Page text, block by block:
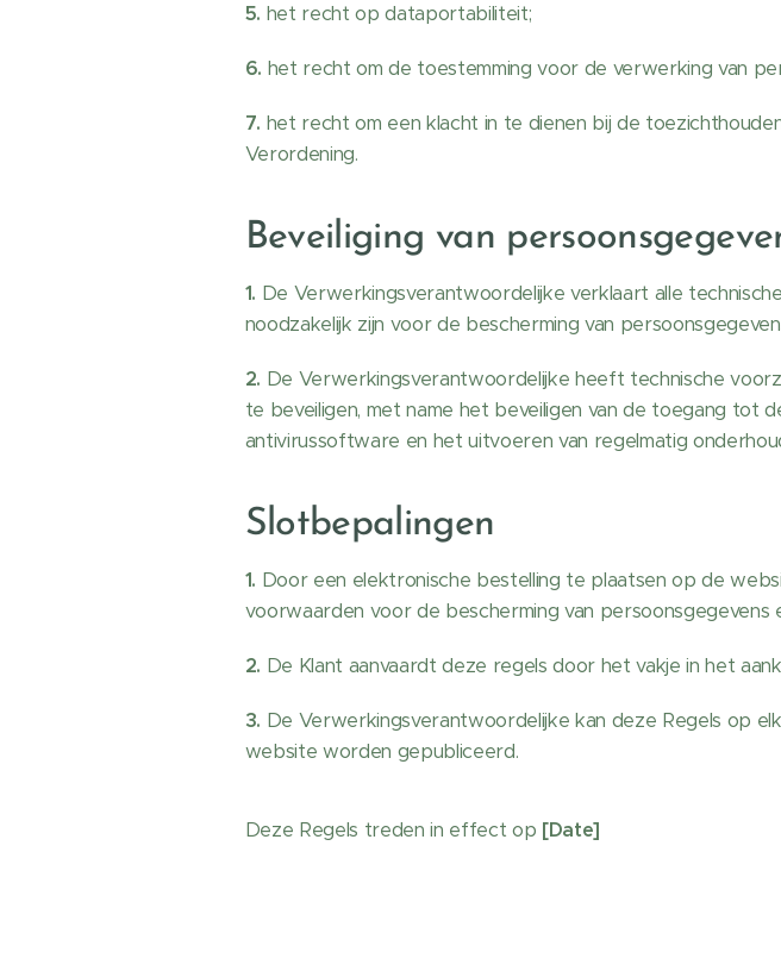
5. het recht op dataportabiliteit;
6. het recht om de toestemming voor de verwerking van
7. het recht om een klacht in te dienen bij de
Verordening.
Beveiliging van
1. De Verwerkingsverantwoordelijke verklaart alle
noodzakelijk zijn voor de bescherming van
2. De Verwerkingsverantwoordelijke heeft technische
te beveiligen, met name het beveiligen van de toegang tot
antivirussoftware en het uitvoeren van regelmatig
Slotbepalingen
1. Door een elektronische bestelling te plaatsen op de
voorwaarden voor de bescherming van persoonsgegevens
2. De Klant aanvaardt deze regels door het vakje in het
3. De Verwerkingsverantwoordelijke kan deze Regels op
website worden gepubliceerd.
Deze Regels treden in effect op [Date]